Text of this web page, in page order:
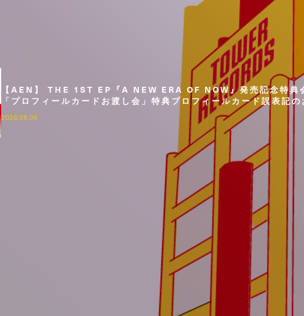
【AEN】 THE 1ST EP『A NEW ERA OF NOW』発売記念特典
「プロフィールカードお渡し会」特典プロフィールカード誤表記
2026.08.05